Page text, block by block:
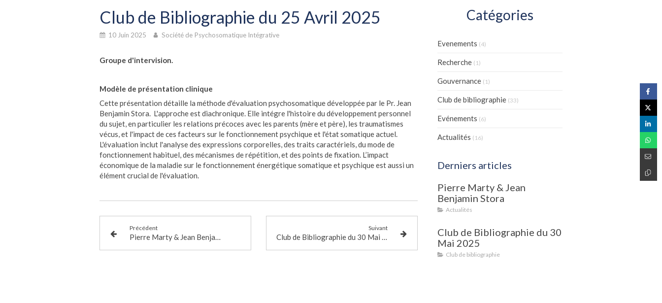
Club de Bibliographie du 25 Avril 2025
10 Juin 2025 Société de Psychosomatique Intégrative
Groupe d'intervision.
Modèle de présentation clinique
Cette présentation détaille la méthode d'évaluation psychosomatique développée par le Pr. Jean
Benjamin Stora. L'approche est diachronique. Elle intégre l'histoire du développement personnel
du sujet, en particulier les relations précoces avec les parents (mère et père), les traumatismes
vécus, et l'impact de ces facteurs sur le fonctionnement psychique et l'état somatique actuel.
L'évaluation inclut l'analyse des expressions corporelles, des traits caractériels, du mode de
fonctionnement habituel, des mécanismes de répétition, et des points de fixation. L’impact
économique de la maladie sur le fonctionnement énergétique somatique et psychique est aussi un
élément crucial de l'évaluation.
Précédent
Pierre Marty & Jean Benjamin Stora
Suivant
Club de Bibliographie du 30 Mai 2025
Catégories
Evenements (4)
Recherche (1)
Gouvernance (1)
Club de bibliographie (33)
Evénements (6)
Actualités (16)
Derniers articles
Pierre Marty & Jean
Benjamin Stora
Actualités
Club de Bibliographie du 30
Mai 2025
Club de bibliographie